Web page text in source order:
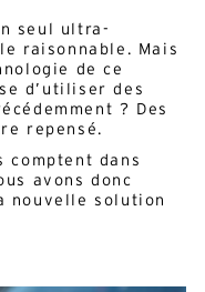
seul ultra-
raisonnable. Mais
de ce
d’utiliser des
? Des
repensé.
comptent dans
avons donc
nouvelle solution